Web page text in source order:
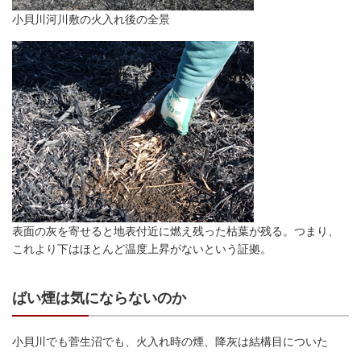
小貝川河川敷の火入れ後の全景
表面の灰を寄せると地表付近に燃え残った枯葉が残る。つまり、
これより下はほとんど温度上昇がないという証拠。
ばい煙は気にならないのか
小貝川でも菅生沼でも、火入れ時の煙、降灰は結構目についた